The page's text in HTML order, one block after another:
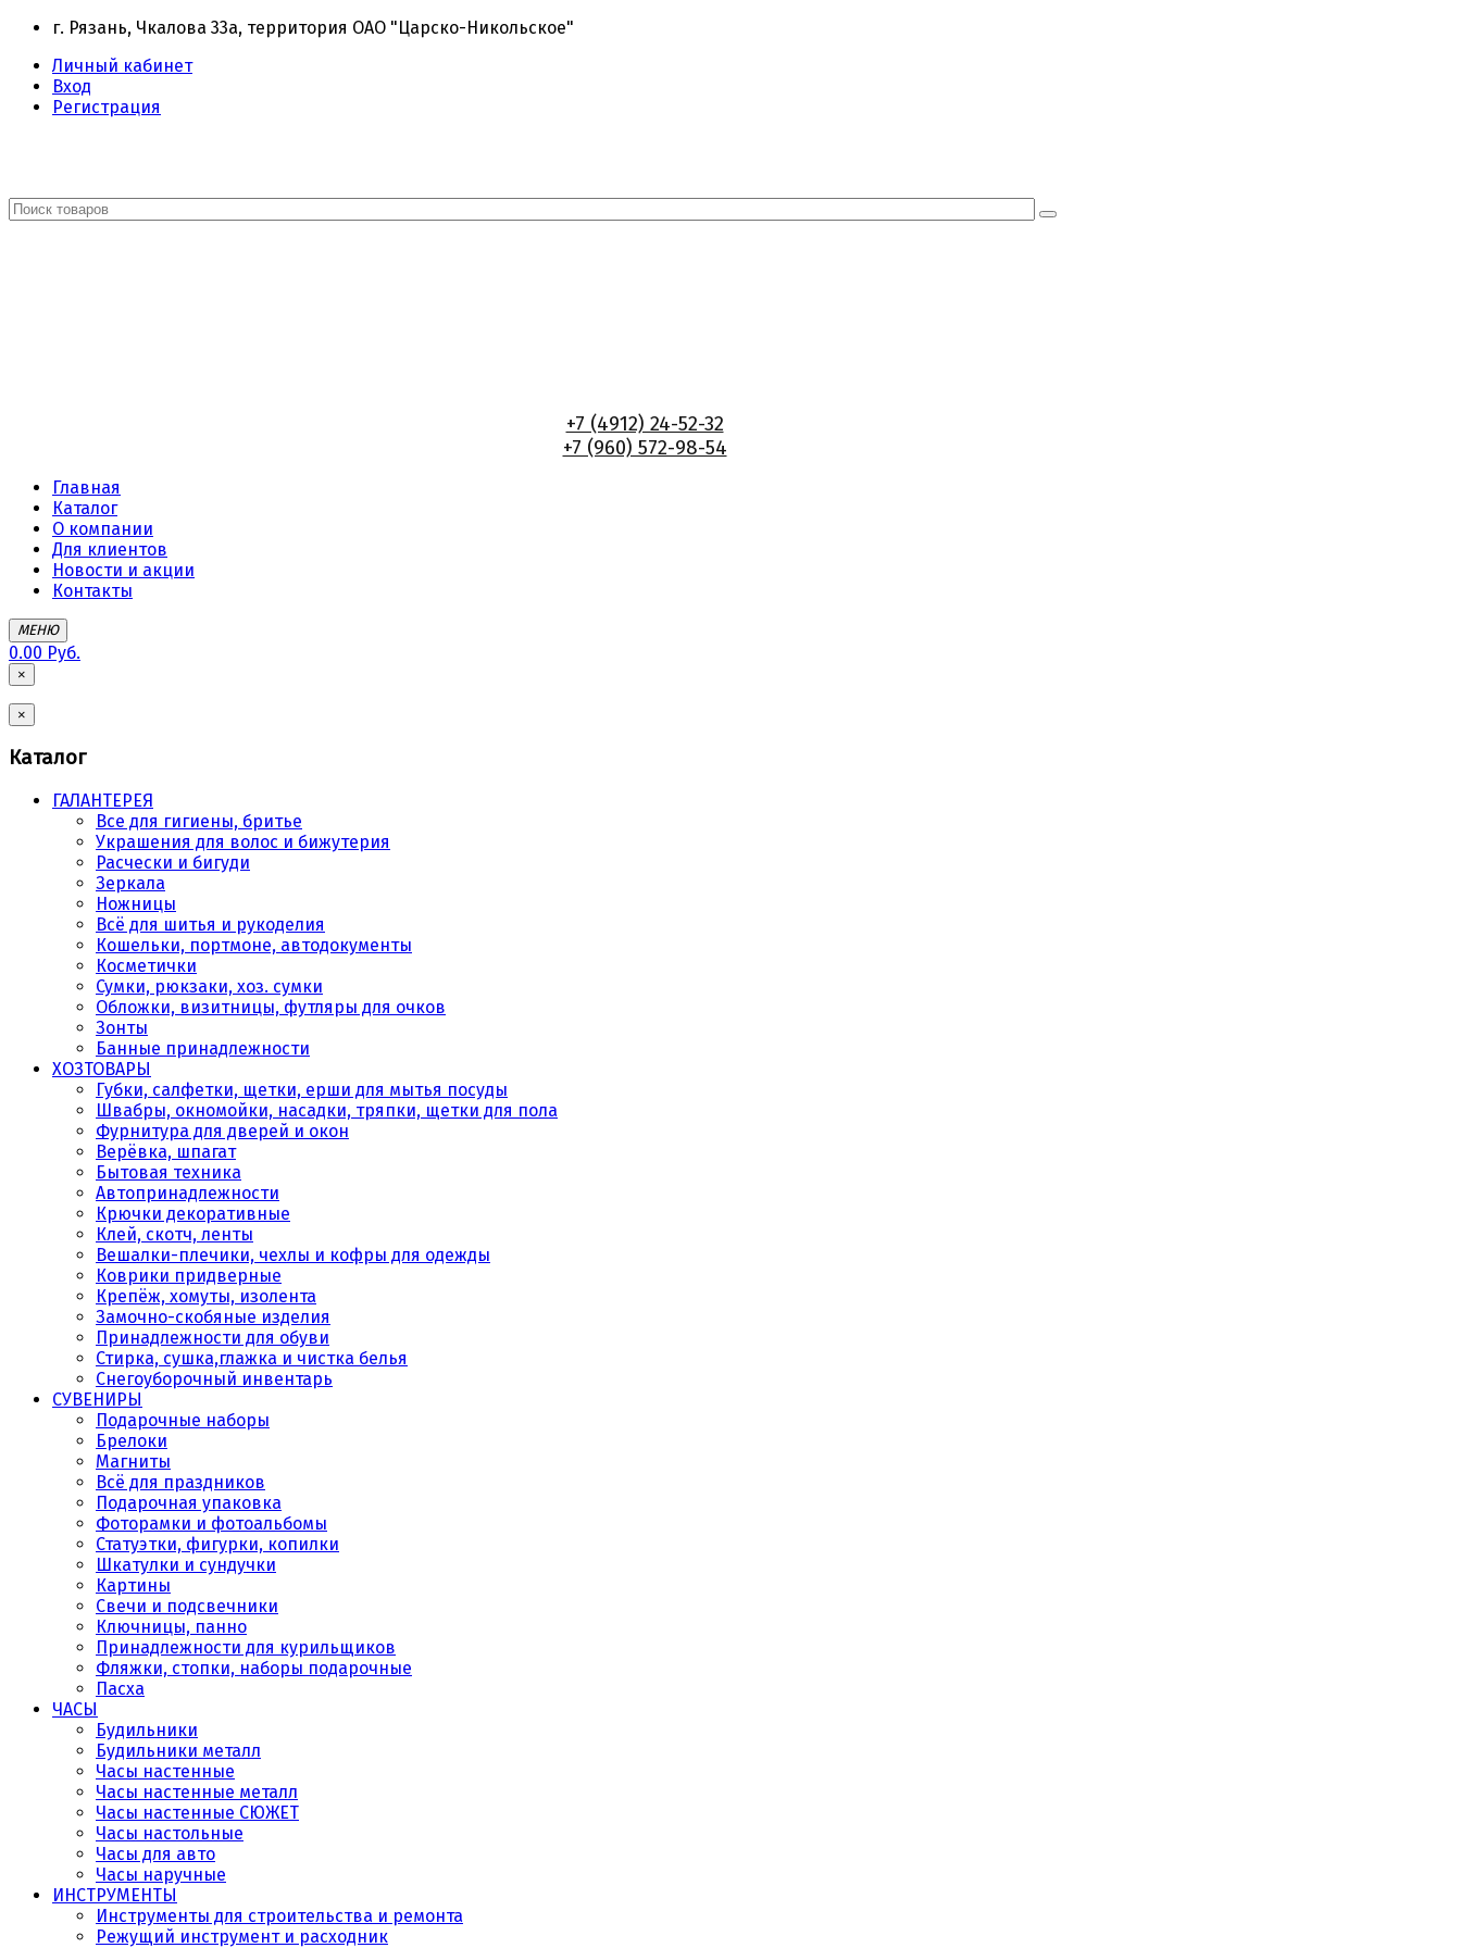
г. Рязань, Чкалова 33а, территория ОАО "Царско-Никольское"
Личный кабинет
Вход
Регистрация
+7 (4912) 24-52-32
+7 (960) 572-98-54
Главная
Каталог
О компании
Для клиентов
Новости и акции
Контакты
МЕНЮ
0.00 Руб.
×
×
Каталог
ГАЛАНТЕРЕЯ
Все для гигиены, бритье
Украшения для волос и бижутерия
Расчески и бигуди
Зеркала
Ножницы
Всё для шитья и рукоделия
Кошельки, портмоне, автодокументы
Косметички
Сумки, рюкзаки, хоз. сумки
Обложки, визитницы, футляры для очков
Зонты
Банные принадлежности
ХОЗТОВАРЫ
Губки, салфетки, щетки, ерши для мытья посуды
Швабры, окномойки, насадки, тряпки, щетки для пола
Фурнитура для дверей и окон
Верёвка, шпагат
Бытовая техника
Автопринадлежности
Крючки декоративные
Клей, скотч, ленты
Вешалки-плечики, чехлы и кофры для одежды
Коврики придверные
Крепёж, хомуты, изолента
Замочно-скобяные изделия
Принадлежности для обуви
Стирка, сушка,глажка и чистка белья
Снегоуборочный инвентарь
СУВЕНИРЫ
Подарочные наборы
Брелоки
Магниты
Всё для праздников
Подарочная упаковка
Фоторамки и фотоальбомы
Статуэтки, фигурки, копилки
Шкатулки и сундучки
Картины
Свечи и подсвечники
Ключницы, панно
Принадлежности для курильщиков
Фляжки, стопки, наборы подарочные
Пасха
ЧАСЫ
Будильники
Будильники металл
Часы настенные
Часы настенные металл
Часы настенные СЮЖЕТ
Часы настольные
Часы для авто
Часы наручные
ИНСТРУМЕНТЫ
Инструменты для строительства и ремонта
Режущий инструмент и расходник